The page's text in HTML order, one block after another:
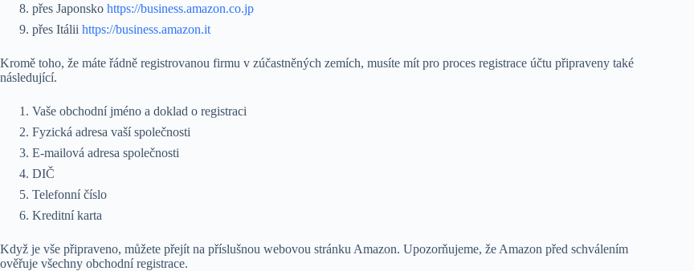
přes Japonsko https://business.amazon.co.jp
přes Itálii https://business.amazon.it
Kromě toho, že máte řádně registrovanou firmu v zúčastněných zemích, musíte mít pro proces registrace účtu připraveny také
následující.
Vaše obchodní jméno a doklad o registraci
Fyzická adresa vaší společnosti
E-mailová adresa společnosti
DIČ
Telefonní číslo
Kreditní karta
Když je vše připraveno, můžete přejít na příslušnou webovou stránku Amazon. Upozorňujeme, že Amazon před schválením
ověřuje všechny obchodní registrace.